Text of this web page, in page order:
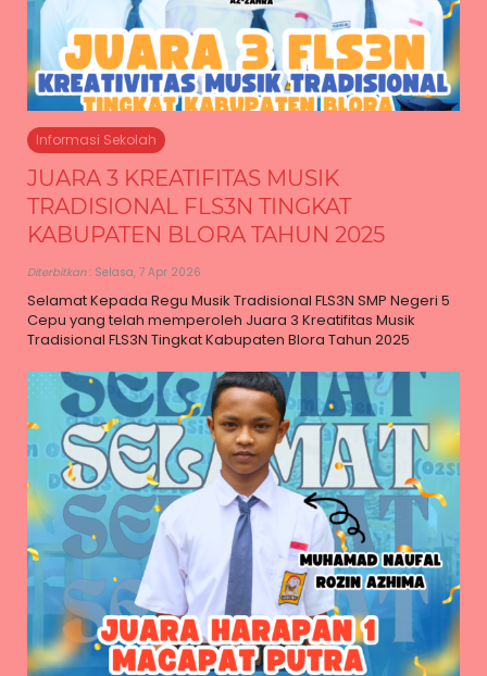
Informasi Sekolah
JUARA 3 KREATIFITAS MUSIK
TRADISIONAL FLS3N TINGKAT
KABUPATEN BLORA TAHUN 2025
Diterbitkan: Selasa, 7 Apr 2026
Selamat Kepada Regu Musik Tradisional FLS3N SMP Negeri 5
Cepu yang telah memperoleh Juara 3 Kreatifitas Musik
Tradisional FLS3N Tingkat Kabupaten Blora Tahun 2025